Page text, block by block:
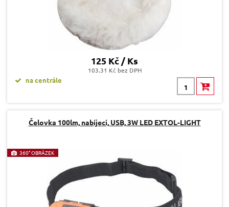
125 Kč / Ks
103.31 Kč bez DPH
na centrále
Čelovka 100lm, nabíjecí, USB, 3W LED EXTOL-LIGHT
360° OBRÁZEK